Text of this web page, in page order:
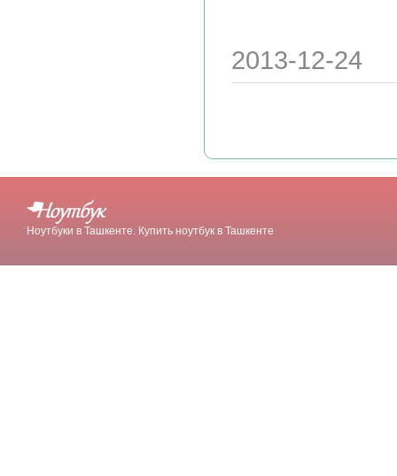
2013-12-24
Ноутбуки в Ташкенте. Купить ноутбук в Ташкенте